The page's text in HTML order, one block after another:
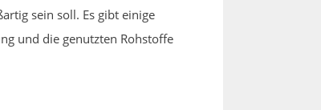
sein soll. Es gibt einige
und die genutzten Rohstoffe